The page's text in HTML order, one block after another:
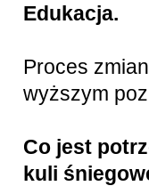
Edukacja.
Proces
wyższym
Co jest
kuli